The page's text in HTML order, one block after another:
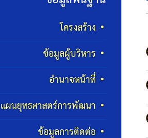
โครงสร้าง
ข้อมูลผู้บริหาร
อำนาจหน้าที่
แผนยุทธศาสตร์การพัฒนา
ข้อมูลการติดต่อ